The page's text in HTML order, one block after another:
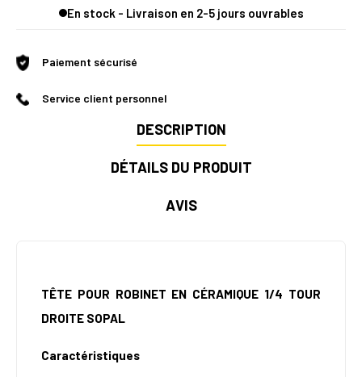
En stock - Livraison en 2-5 jours ouvrables
Paiement sécurisé
Service client personnel
DESCRIPTION
DÉTAILS DU PRODUIT
AVIS
TÊTE POUR ROBINET EN CÉRAMIQUE 1/4 TOUR
DROITE SOPAL
Caractéristiques